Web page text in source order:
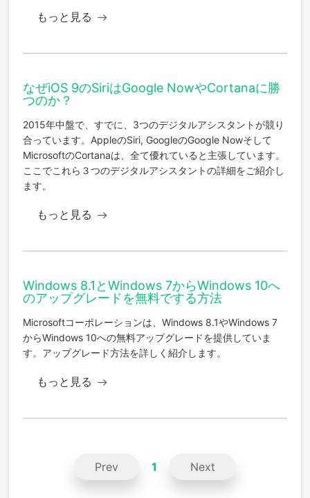
もっと見る
なぜiOS 9のSiriはGoogle NowやCortanaに勝
つのか？
2015年中盤で、すでに、3つのデジタルアシスタントが競り
合っています。AppleのSiri, GoogleのGoogle Nowそして
MicrosoftのCortanaは、全て優れていると主張しています。
ここでこれら３つのデジタルアシスタントの詳細をご紹介し
ます。
もっと見る
Windows 8.1とWindows 7からWindows 10へ
のアップグレードを無料でする方法
Microsoftコーポレーションは、Windows 8.1やWindows 7
からWindows 10への無料アップグレードを提供していま
す。アップグレード方法を詳しく紹介します。
もっと見る
Prev 1 Next